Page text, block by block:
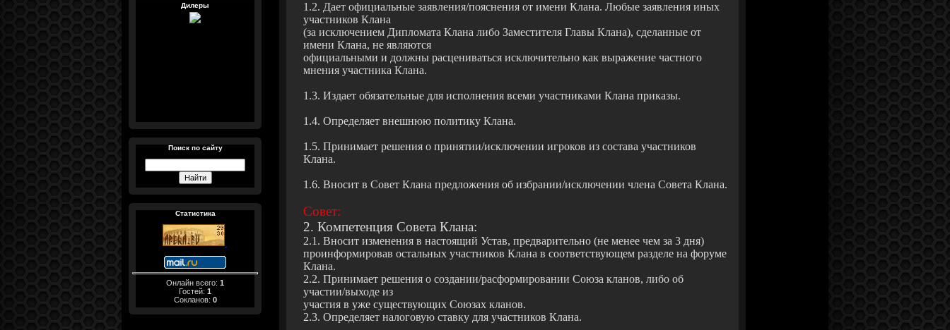
Дилеры
Поиск по сайту
Статистика
Онлайн всего: 1
Гостей: 1
Сокланов: 0
1.2. Дает официальные заявления/пояснения от имени Клана. Любые заявления иных
участников Клана
(за исключением Дипломата Клана либо Заместителя Главы Клана), сделанные от
имени Клана, не являются
официальными и должны расцениваться исключительно как выражение частного
мнения участника Клана.
1.3. Издает обязательные для исполнения всеми участниками Клана приказы.
1.4. Определяет внешнюю политику Клана.
1.5. Принимает решения о принятии/исключении игроков из состава участников
Клана.
1.6. Вносит в Совет Клана предложения об избрании/исключении члена Совета Клана.
Совет:
2. Компетенция Совета Клана:
2.1. Вносит изменения в настоящий Устав, предварительно (не менее чем за 3 дня)
проинформировав остальных участников Клана в соответствующем разделе на форуме
Клана.
2.2. Принимает решения о создании/расформировании Союза кланов, либо об
участии/выходе из
участия в уже существующих Союзах кланов.
2.3. Определяет налоговую ставку для участников Клана.